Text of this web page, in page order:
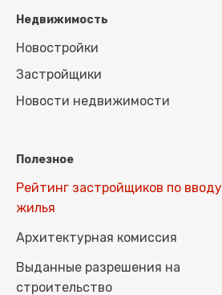
Недвижимость
Новостройки
Застройщики
Новости недвижимости
Полезное
Рейтинг застройщиков по вводу
жилья
Архитектурная комиссия
Выданные разрешения на
строительство